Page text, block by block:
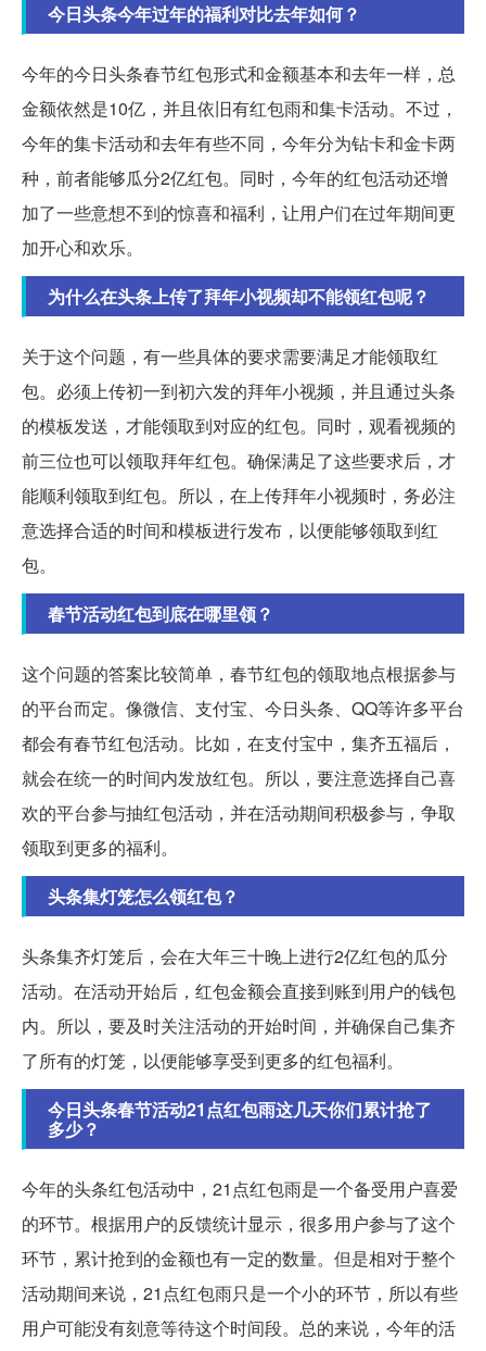
今日头条今年过年的福利对比去年如何？
今年的今日头条春节红包形式和金额基本和去年一样，总
金额依然是10亿，并且依旧有红包雨和集卡活动。不过，
今年的集卡活动和去年有些不同，今年分为钻卡和金卡两
种，前者能够瓜分2亿红包。同时，今年的红包活动还增
加了一些意想不到的惊喜和福利，让用户们在过年期间更
加开心和欢乐。
为什么在头条上传了拜年小视频却不能领红包呢？
关于这个问题，有一些具体的要求需要满足才能领取红
包。必须上传初一到初六发的拜年小视频，并且通过头条
的模板发送，才能领取到对应的红包。同时，观看视频的
前三位也可以领取拜年红包。确保满足了这些要求后，才
能顺利领取到红包。所以，在上传拜年小视频时，务必注
意选择合适的时间和模板进行发布，以便能够领取到红
包。
春节活动红包到底在哪里领？
这个问题的答案比较简单，春节红包的领取地点根据参与
的平台而定。像微信、支付宝、今日头条、QQ等许多平台
都会有春节红包活动。比如，在支付宝中，集齐五福后，
就会在统一的时间内发放红包。所以，要注意选择自己喜
欢的平台参与抽红包活动，并在活动期间积极参与，争取
领取到更多的福利。
头条集灯笼怎么领红包？
头条集齐灯笼后，会在大年三十晚上进行2亿红包的瓜分
活动。在活动开始后，红包金额会直接到账到用户的钱包
内。所以，要及时关注活动的开始时间，并确保自己集齐
了所有的灯笼，以便能够享受到更多的红包福利。
今日头条春节活动21点红包雨这几天你们累计抢了
多少？
今年的头条红包活动中，21点红包雨是一个备受用户喜爱
的环节。根据用户的反馈统计显示，很多用户参与了这个
环节，累计抢到的金额也有一定的数量。但是相对于整个
活动期间来说，21点红包雨只是一个小的环节，所以有些
用户可能没有刻意等待这个时间段。总的来说，今年的活